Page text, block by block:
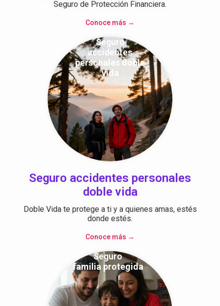
Seguro de Protección Financiera.
Conoce más →
Seguro
accidentes
personales doble
vida
Seguro accidentes personales
doble vida
Doble Vida te protege a ti y a quienes amas, estés
donde estés.
Conoce más →
Seguro
familia protegida